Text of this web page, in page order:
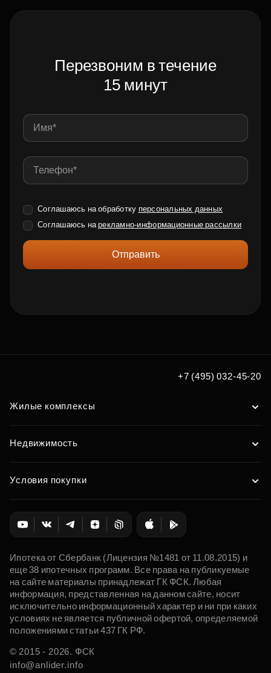
Перезвоним в течение
15 минут
Соглашаюсь на обработку персональных данных
Соглашаюсь нарекламно-информационные рассылки
Отправить
+7 (495) 032-45-20
Жилые комплексы
Недвижимость
Условия покупки
Ипотека от Сбербанк (Лицензия №1481 от 11.08.2015) и
еще 38 ипотечных программ. Все права на публикуемые
на сайте материалы принадлежат ГК ФСК. Любая
информация, представленная на данном сайте, носит
исключительно информационный характер и ни при каких
условиях не является публичной офертой, определяемой
положениями статьи 437 ГК РФ.
© 2015 - 2026. ФСК
info@anlider.info